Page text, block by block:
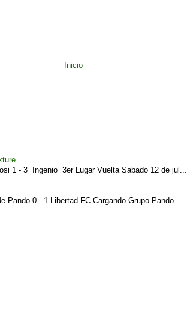
Inicio
1 - 3 Ingenio 3er Lugar Vuelta Sabado 12 de jul...
0 - 1 Libertad FC Cargando Grupo Pando.. ...